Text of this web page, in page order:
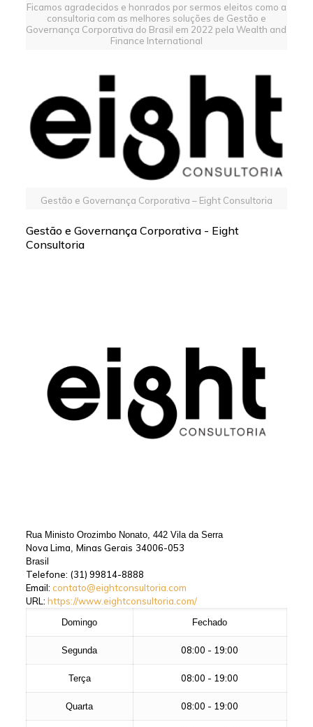
Ficamos agradecidos e honrados por sermos eleitos como a
consultoria com as melhores soluções de Gestão e
Governança Corporativa do Brasil em 2022 pela Wealth and
Finance International
Gestão e Governança Corporativa – Eight Consultoria
Gestão e Governança Corporativa - Eight
Consultoria
Rua Ministo Orozimbo Nonato, 442 Vila da Serra
Nova Lima Minas Gerais 34006-053
Brasil
Telefone: (31) 99814-8888
Email: contato@eightconsultoria.com
URL: https://www.eightconsultoria.com/
Domingo Fechado
Segunda 08:00 - 19:00
Terça 08:00 - 19:00
Quarta 08:00 - 19:00